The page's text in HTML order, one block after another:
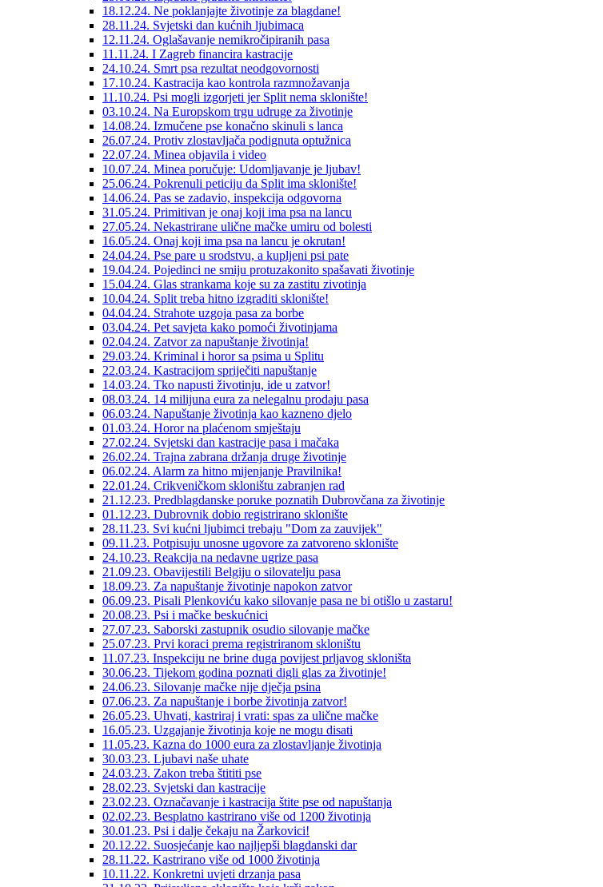
18.12.24. Ne poklanjajte životinje za blagdane!
28.11.24. Svjetski dan kućnih ljubimaca
12.11.24. Oglašavanje nemikročipiranih pasa
11.11.24. I Zagreb financira kastracije
24.10.24. Smrt psa rezultat neodgovornosti
17.10.24. Kastracija kao kontrola razmnožavanja
11.10.24. Psi mogli izgorjeti jer Split nema sklonište!
03.10.24. Na Europskom trgu udruge za životinje
14.08.24. Izmučene pse konačno skinuli s lanca
26.07.24. Protiv zlostavljača podignuta optužnica
22.07.24. Minea objavila i video
10.07.24. Minea poručuje: Udomljavanje je ljubav!
25.06.24. Pokrenuli peticiju da Split ima sklonište!
14.06.24. Pas se zadavio, inspekcija odgovorna
31.05.24. Primitivan je onaj koji ima psa na lancu
27.05.24. Nekastrirane ulične mačke umiru od bolesti
16.05.24. Onaj koji ima psa na lancu je okrutan!
24.04.24. Pse pare u srodstvu, a kupljeni psi pate
19.04.24. Pojedinci ne smiju protuzakonito spašavati životinje
15.04.24. Glas strankama koje su za zastitu zivotinja
10.04.24. Split treba hitno izgraditi sklonište!
04.04.24. Strahote uzgoja pasa za borbe
03.04.24. Pet savjeta kako pomoći životinjama
02.04.24. Zatvor za napuštanje životinja!
29.03.24. Kriminal i horor sa psima u Splitu
22.03.24. Kastracijom spriječiti napuštanje
14.03.24. Tko napusti životinju, ide u zatvor!
08.03.24. 14 milijuna eura za nelegalnu prodaju pasa
06.03.24. Napuštanje životinja kao kazneno djelo
01.03.24. Horor na plaćenom smještaju
27.02.24. Svjetski dan kastracije pasa i mačaka
26.02.24. Trajna zabrana držanja druge životinje
06.02.24. Alarm za hitno mijenjanje Pravilnika!
22.01.24. Crikveničkom skloništu zabranjen rad
21.12.23. Predblagdanske poruke poznatih Dubrovčana za životinje
01.12.23. Dubrovnik dobio registrirano sklonište
28.11.23. Svi kućni ljubimci trebaju "Dom za zauvijek"
09.11.23. Potpisuju unosne ugovore za zatvoreno sklonište
24.10.23. Reakcija na nedavne ugrize pasa
21.09.23. Obavijestili Belgiju o silovatelju pasa
18.09.23. Za napuštanje životinje napokon zatvor
06.09.23. Pisali Plenkoviću kako silovanje pasa ne bi otišlo u zastaru!
20.08.23. Psi i mačke beskućnici
27.07.23. Saborski zastupnik osudio silovanje mačke
25.07.23. Prvi koraci prema registriranom skloništu
11.07.23. Inspekciju ne brine duga povijest prljavog skloništa
30.06.23. Tijekom godina poznati digli glas za životinje!
24.06.23. Silovanje mačke nije dječja psina
07.06.23. Za napuštanje i borbe životinja zatvor!
26.05.23. Uhvati, kastriraj i vrati: spas za ulične mačke
16.05.23. Uzgajanje životinja koje ne mogu disati
11.05.23. Kazna do 1000 eura za zlostavljanje životinja
30.03.23. Ljubavi naše uhate
24.03.23. Zakon treba štititi pse
28.02.23. Svjetski dan kastracije
23.02.23. Označavanje i kastracija štite pse od napuštanja
02.02.23. Besplatno kastrirano više od 1200 životinja
30.01.23. Psi i dalje čekaju na Žarkovici!
20.12.22. Suosjećanje kao najljepši blagdanski dar
28.11.22. Kastrirano više od 1000 životinja
10.11.22. Konkretni uvjeti drzanja pasa